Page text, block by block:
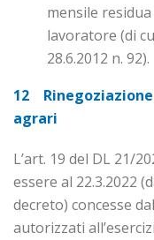
mensile
lavoratore (di
28.6.2012 n. 92).
12
agrari
L’art. 19 del DL 21/
essere al 22.3.2022
decreto) concesse
autorizzati